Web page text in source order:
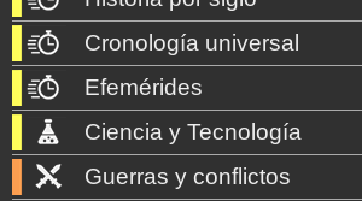
Cronología universal
Efemérides
Ciencia y Tecnología
Guerras y conflictos